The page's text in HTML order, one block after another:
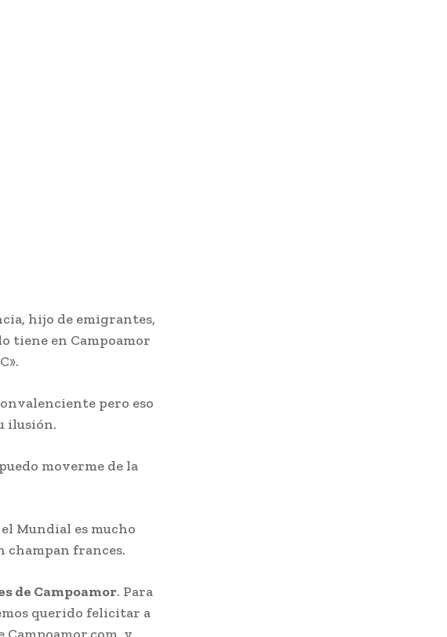
hijo de emigrantes,
tiene en Campoamor
pero eso
ilusión.
moverme de la
Mundial es mucho
champan frances.
de Campoamor. Para
querido felicitar a